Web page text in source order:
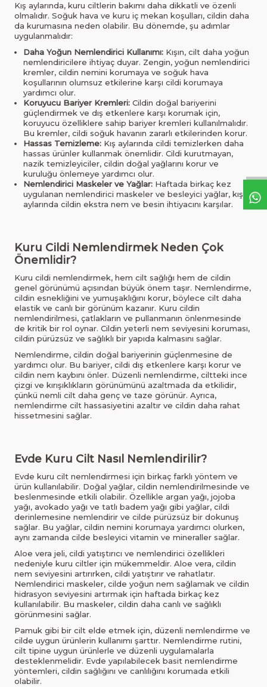
Kış aylarında, kuru ciltlerin bakımı daha dikkatli ve özenli
olmalıdır. Soğuk hava ve kuru iç mekan koşulları, cildin daha
da kurumasına neden olabilir. Bu dönemde, şu adımlar
uygulanmalıdır:
Daha Yoğun Nemlendirici Kullanımı: Kışın, cilt daha yoğun
nemlendiricilere ihtiyaç duyar. Zengin, yoğun nemlendirici
kremler, cildin nemini korumaya ve soğuk hava
koşullarının olumsuz etkilerine karşı cildi korumaya
yardımcı olur.
Koruyucu Bariyer Kremleri: Cildin doğal bariyerini
güçlendirmek ve dış etkenlere karşı korumak için,
koruyucu özelliklere sahip bariyer kremleri kullanılmalıdır.
Bu kremler, cildi soğuk havanın zararlı etkilerinden korur.
Hassas Temizleme: Kış aylarında cildi temizlerken daha
hassas ürünler kullanmak önemlidir. Cildi kurutmayan,
nazik temizleyiciler, cildin doğal yağlarını korur ve
kuruluğu önlemeye yardımcı olur.
Nemlendirici Maskeler ve Yağlar: Haftada birkaç kez
uygulanan nemlendirici maskeler ve besleyici yağlar, kış
aylarında cildin ekstra nem ve besin ihtiyacını karşılar.
Kuru Cildi Nemlendirmek Neden Çok
Önemlidir?
Kuru cildi nemlendirmek, hem cilt sağlığı hem de cildin
genel görünümü açısından büyük önem taşır. Nemlendirme,
cildin esnekliğini ve yumuşaklığını korur, böylece cilt daha
elastik ve canlı bir görünüm kazanır. Kuru cildin
nemlendirilmesi, çatlakların ve pullanmanın önlenmesinde
de kritik bir rol oynar. Cildin yeterli nem seviyesini koruması,
cildin pürüzsüz ve sağlıklı bir yapıda kalmasını sağlar.
Nemlendirme, cildin doğal bariyerinin güçlenmesine de
yardımcı olur. Bu bariyer, cildi dış etkenlere karşı korur ve
cildin nem kaybını önler. Düzenli nemlendirme, ciltteki ince
çizgi ve kırışıklıkların görünümünü azaltmada da etkilidir,
çünkü nemli cilt daha genç ve taze görünür. Ayrıca,
nemlendirme cilt hassasiyetini azaltır ve cildin daha rahat
hissetmesini sağlar.
Evde Kuru Cilt Nasıl Nemlendirilir?
Evde kuru cilt nemlendirmesi için birkaç farklı yöntem ve
ürün kullanılabilir. Doğal yağlar, cildin nemlendirilmesinde ve
beslenmesinde etkili olabilir. Özellikle argan yağı, jojoba
yağı, avokado yağı ve tatlı badem yağı gibi yağlar, cildi
derinlemesine nemlendirir ve cilde pürüzsüz bir dokunuş
sağlar. Bu yağlar, cildin nemini korumaya yardımcı olurken,
aynı zamanda cilde besleyici vitamin ve mineraller sağlar.
Aloe vera jeli, cildi yatıştırıcı ve nemlendirici özellikleri
nedeniyle kuru ciltler için mükemmeldir. Aloe vera, cildin
nem seviyesini artırırken, cildi yatıştırır ve rahatlatır.
Nemlendirici maskeler, cilde yoğun nem sağlamak ve cildin
hidrasyon seviyesini artırmak için haftada birkaç kez
kullanılabilir. Bu maskeler, cildin daha canlı ve sağlıklı
görünmesini sağlar.
Pamuk gibi bir cilt elde etmek için, düzenli nemlendirme ve
cilde uygun ürünlerin kullanımı şarttır. Nemlendirme rutini,
cilt tipine uygun ürünlerle ve düzenli uygulamalarla
desteklenmelidir. Evde yapılabilecek basit nemlendirme
yöntemleri, cildin sağlığını ve canlılığını korumada etkili
olabilir.